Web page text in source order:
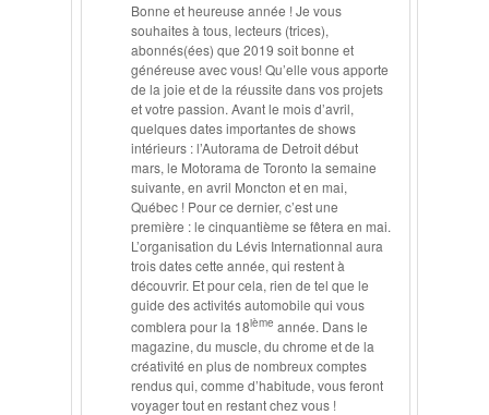
Bonne et heureuse année ! Je vous
souhaites à tous, lecteurs (trices),
abonnés(ées) que 2019 soit bonne et
généreuse avec vous! Qu’elle vous apporte
de la joie et de la réussite dans vos projets
et votre passion. Avant le mois d’avril,
quelques dates importantes de shows
intérieurs : l’Autorama de Detroit début
mars, le Motorama de Toronto la semaine
suivante, en avril Moncton et en mai,
Québec ! Pour ce dernier, c’est une
première : le cinquantième se fêtera en mai.
L’organisation du Lévis Internationnal aura
trois dates cette année, qui restent à
découvrir. Et pour cela, rien de tel que le
guide des activités automobile qui vous
comblera pour la 18ième année. Dans le
magazine, du muscle, du chrome et de la
créativité en plus de nombreux comptes
rendus qui, comme d’habitude, vous feront
voyager tout en restant chez vous !